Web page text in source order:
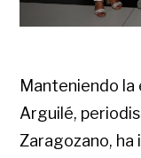
Manteniendo la
Arguilé,
Zaragozano, ha